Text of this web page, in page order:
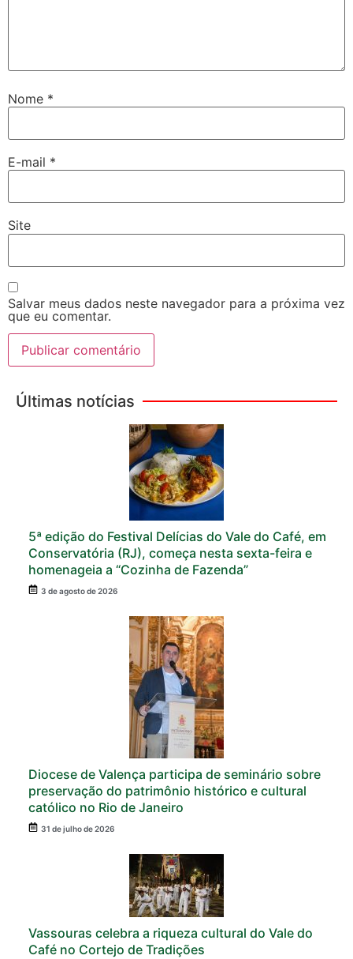
Nome *
E-mail *
Site
Salvar meus dados neste navegador para a próxima vez
que eu comentar.
Últimas notícias
5ª edição do Festival Delícias do Vale do Café, em
Conservatória (RJ), começa nesta sexta-feira e
homenageia a “Cozinha de Fazenda”
3 de agosto de 2026
Diocese de Valença participa de seminário sobre
preservação do patrimônio histórico e cultural
católico no Rio de Janeiro
31 de julho de 2026
Vassouras celebra a riqueza cultural do Vale do
Café no Cortejo de Tradições